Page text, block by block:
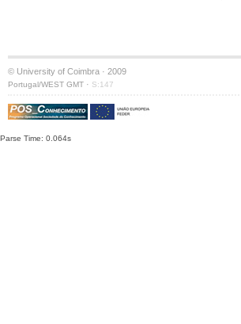
© University of Coimbra · 2009
Portugal/WEST GMT · S:147
Parse Time: 0.064s